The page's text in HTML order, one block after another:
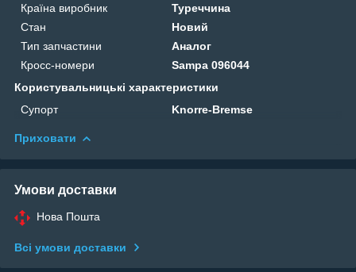
Країна виробник
Туреччина
Стан
Новий
Тип запчастини
Аналог
Кросс-номери
Sampa 096044
Користувальницькі характеристики
Супорт
Knorre-Bremse
Приховати
Умови доставки
Нова Пошта
Всі умови доставки